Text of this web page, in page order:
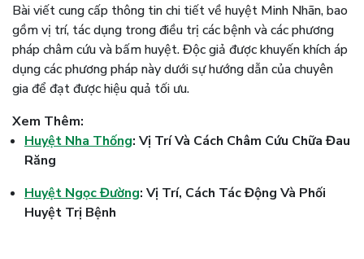
Bài viết cung cấp thông tin chi tiết về huyệt Minh Nhãn, bao
gồm vị trí, tác dụng trong điều trị các bệnh và các phương
pháp châm cứu và bấm huyệt. Độc giả được khuyến khích áp
dụng các phương pháp này dưới sự hướng dẫn của chuyên
gia để đạt được hiệu quả tối ưu.
Xem Thêm:
Huyệt Nha Thống: Vị Trí Và Cách Châm Cứu Chữa Đau
Răng
Huyệt Ngọc Đường: Vị Trí, Cách Tác Động Và Phối
Huyệt Trị Bệnh